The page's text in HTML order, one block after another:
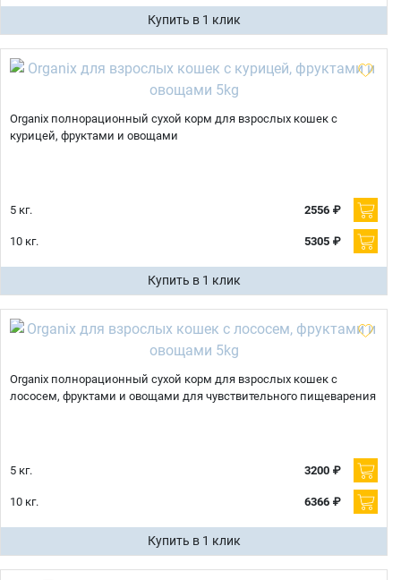
Купить в 1 клик
Organix полнорационный сухой корм для взрослых кошек с
курицей, фруктами и овощами
5 кг. 2556 ₽
10 кг. 5305 ₽
Купить в 1 клик
Organix полнорационный сухой корм для взрослых кошек с
лососем, фруктами и овощами для чувствительного пищеварения
5 кг. 3200 ₽
10 кг. 6366 ₽
Купить в 1 клик